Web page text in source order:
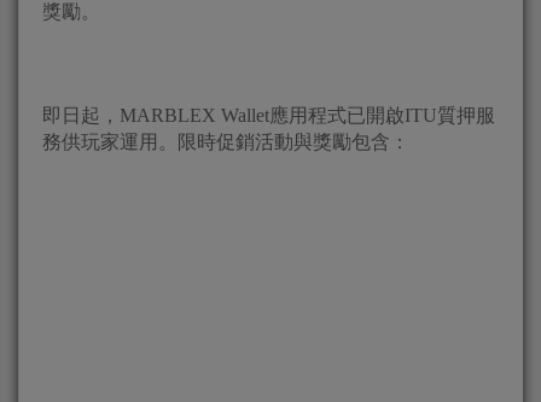
獎勵。
即日起，MARBLEX Wallet應用程式已開啟ITU質押服
務供玩家運用。限時促銷活動與獎勵包含：